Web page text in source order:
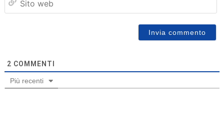
2 COMMENTI
Più recenti